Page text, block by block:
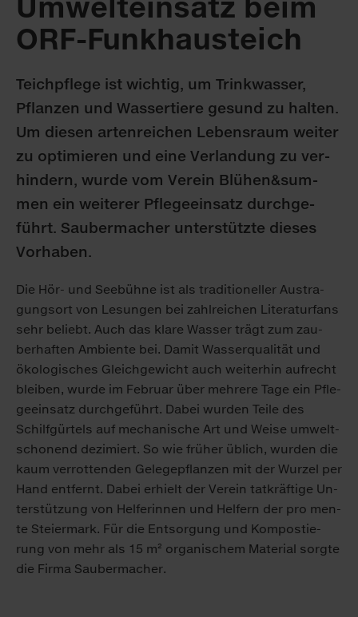
Um­welt­ein­satz beim
ORF-Funk­hau­steich
Teich­pfle­ge ist wich­tig, um Trink­was­ser,
Pflan­zen und Was­ser­tie­re ge­sund zu hal­ten.
Um die­sen ar­ten­rei­chen Le­bens­raum wei­ter
zu op­ti­mie­ren und ei­ne Ver­lan­dung zu ver­
hin­dern, wur­de vom Ver­ein Blü­hen&sum­
men ein wei­te­rer Pfle­ge­ein­satz durch­ge­
führt. Sau­ber­ma­cher un­ter­stütz­te die­ses
Vor­ha­ben.
Die Hör- und See­büh­ne ist als tra­di­tio­nel­ler Aus­tra­
gungs­ort von Le­sun­gen bei zahl­rei­chen Li­te­ra­tur­fans
sehr be­liebt. Auch das kla­re Was­ser trägt zum zau­
ber­haf­ten Am­bi­en­te bei. Da­mit Was­ser­qua­li­tät und
öko­lo­gi­sches Gleich­ge­wicht auch wei­ter­hin auf­recht
blei­ben, wur­de im Fe­bru­ar über meh­re­re Ta­ge ein Pfle­
ge­ein­satz durch­ge­führt. Da­bei wur­den Tei­le des
Schilf­gür­tels auf me­cha­ni­sche Art und Wei­se um­welt­
scho­nend de­zi­miert. So wie frü­her üb­lich, wur­den die
kaum ver­rot­ten­den Ge­le­ge­pflan­zen mit der Wur­zel per
Hand ent­fernt. Da­bei er­hielt der Ver­ein tat­kräf­ti­ge Un­
ter­stüt­zung von Hel­fe­rin­nen und Hel­fern der pro men­
te Stei­er­mark. Für die Ent­sor­gung und Kom­pos­tie­
rung von mehr als 15 m² or­ga­ni­schem Ma­te­ri­al sorg­te
die Fir­ma Sau­ber­ma­cher.